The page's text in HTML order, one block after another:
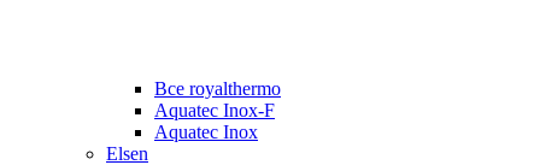
Все royalthermo
Aquatec Inox-F
Aquatec Inox
Elsen